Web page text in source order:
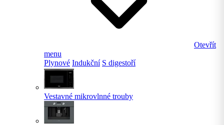
Otevřít
menu
Plynové Indukční S digestoří
Vestavné mikrovlnné trouby